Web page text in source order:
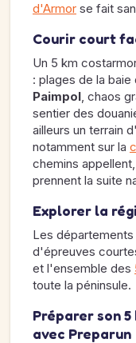
d'Armor se fait
Courir court
Un 5 km
: plages de la baie
Paimpol, chaos
sentier des
ailleurs un terrain
notamment sur la
chemins
prennent la suite
Explorer la
Les
d'épreuves
et l'ensemble des
toute la péninsule.
Préparer son
avec Preparun